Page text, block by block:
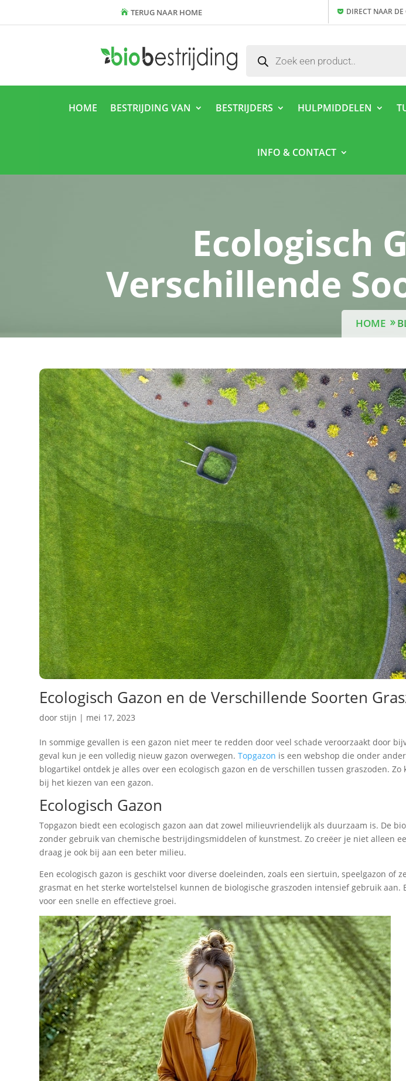
TERUG NAAR HOME DIRECT NAAR DE
zoeken
HOME BESTRIJDING VAN BESTRIJDERS HULPMIDDELEN
INFO & CONTACT
Ecologisch
Verschillende
HOME
Ecologisch Gazon en de Verschillende Soorten
doorstijn | mei 17, 2023
In sommige gevallen is een gazon niet meer te redden door veel schade veroorzaakt door
geval kun je een volledig nieuw gazon overwegen.Topgazon is een webshop die onder
blogartikel ontdek je alles over een ecologisch gazon en de verschillen tussen graszoden. Zo
bij het kiezen van een gazon.
Ecologisch Gazon
Topgazon biedt een ecologisch gazon aan dat zowel milieuvriendelijk als duurzaam is. De
zonder gebruik van chemische bestrijdingsmiddelen of kunstmest. Zo creëer je niet alleen
draag je ook bij aan een beter milieu.
Een ecologisch gazon is geschikt voor diverse doeleinden, zoals een siertuin, speelgazon of
grasmat en het sterke wortelstelsel kunnen de biologische graszoden intensief gebruik
voor een snelle en effectieve groei.